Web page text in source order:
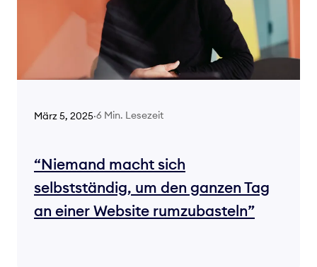
März 5, 2025·6 Min. Lesezeit
“Niemand macht sich
selbstständig, um den ganzen Tag
an einer Website rumzubasteln”